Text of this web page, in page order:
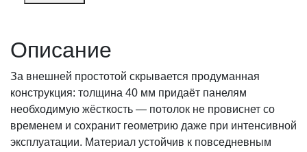
Описание
За внешней простотой скрывается продуманная
конструкция: толщина 40 мм придаёт панелям
необходимую жёсткость — потолок не провиснет со
временем и сохранит геометрию даже при интенсивной
эксплуатации. Материал устойчив к повседневным